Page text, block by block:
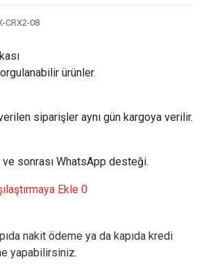
(Sınıfının En Geniş Haznesi)
16W – 20W (Cihaz tarafından otomatik
Dolum (Silikon kapaklı sızdırmaz
İçimi) & RDL (Kısıtlı Ciğer Çekimi)
(2 Adet Dahili Coilli 5ml Luxe X
Modelleri:Vaporesso Luxe X2,
%100 geriye dönük tam
CRX2-08
ürünler.
siparişler aynı gün kargoya verilir.
sonrası WhatsApp desteği.
Ekle 0
nakit ödeme ya da kapıda kredi
yapabilirsiniz.